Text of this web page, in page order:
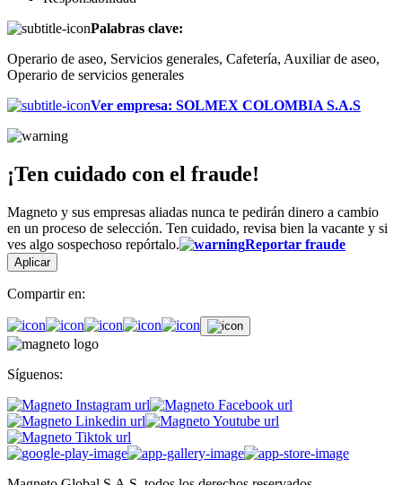
Palabras clave:
Operario de aseo, Servicios generales, Cafetería, Auxiliar de aseo,
Operario de servicios generales
Ver empresa: SOLMEX COLOMBIA S.A.S
¡Ten cuidado con el fraude!
Magneto y sus empresas aliadas nunca te pedirán dinero a cambio
en un proceso de selección. Ten cuidado, revisa bien la vacante y si
ves algo sospechoso repórtalo.
Reportar fraude
Aplicar
Compartir en:
Síguenos: